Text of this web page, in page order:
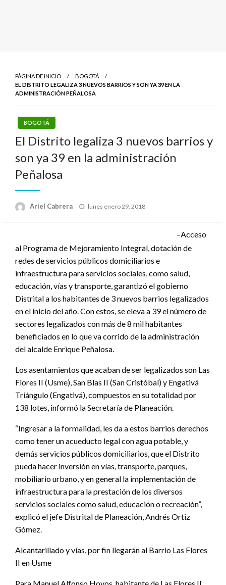
PÁGINA DE INICIO
BOGOTÁ
EL DISTRITO LEGALIZA 3 NUEVOS BARRIOS Y SON YA 39 EN LA
ADMINISTRACIÓN PEÑALOSA
BOGOTÁ
El Distrito legaliza 3 nuevos barrios y
son ya 39 en la administración
Peñalosa
Ariel Cabrera
Publicado
lunes enero 29, 2018
–Acceso
al Programa de Mejoramiento Integral, dotación de
redes de servicios públicos domiciliarios e
infraestructura para servicios sociales, como salud,
educación, vías y transporte, garantizó el gobierno
Distrital a los habitantes de 3 nuevos barrios legalizados
en el inicio del año. Con estos, se eleva a 39 el número de
sectores legalizados con más de 8 mil habitantes
beneficiados en lo que va corrido de la administración
del alcalde Enrique Peñalosa.
Los asentamientos que acaban de ser legalizados son Las
Flores II (Usme), San Blas II (San Cristóbal) y Engativá
Triángulo (Engativá), compuestos en su totalidad por
138 lotes, informó la Secretaría de Planeación.
“Ingresar a la formalidad, les da a estos barrios derechos
como tener un acueducto legal con agua potable, y
demás servicios públicos domiciliarios, que el Distrito
pueda hacer inversión en vías, transporte, parques,
mobiliario urbano, y en general la implementación de
infraestructura para la prestación de los diversos
servicios sociales como salud, educación o recreación”,
explicó el jefe Distrital de Planeación, Andrés Ortiz
Gómez.
Alcantarillado y vías, por fin llegarán al Barrio Las Flores
II en Usme